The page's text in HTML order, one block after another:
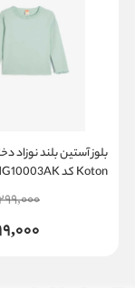
بلوز آستین بلند نوزاد
Koton کد 5WMG10003AK